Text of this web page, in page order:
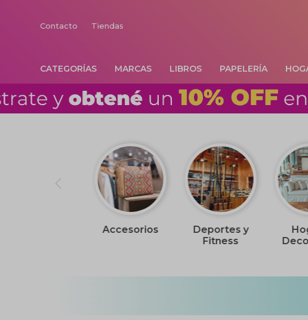
CATEGORÍAS MARCAS LIBROS PAPELERÍA
Contacto Tiendas
Accesorios
Deportes y
Fitness